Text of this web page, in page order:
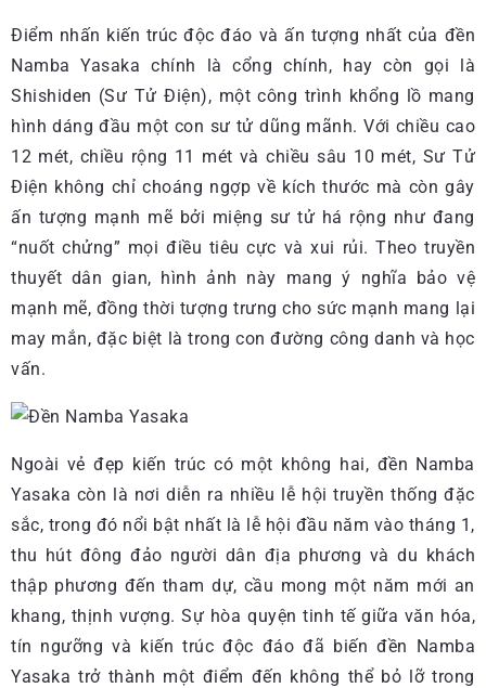
Điểm nhấn kiến trúc độc đáo và ấn tượng nhất của đền
Namba Yasaka chính là cổng chính, hay còn gọi là
Shishiden (Sư Tử Điện), một công trình khổng lồ mang
hình dáng đầu một con sư tử dũng mãnh. Với chiều cao
12 mét, chiều rộng 11 mét và chiều sâu 10 mét, Sư Tử
Điện không chỉ choáng ngợp về kích thước mà còn gây
ấn tượng mạnh mẽ bởi miệng sư tử há rộng như đang
“nuốt chửng” mọi điều tiêu cực và xui rủi. Theo truyền
thuyết dân gian, hình ảnh này mang ý nghĩa bảo vệ
mạnh mẽ, đồng thời tượng trưng cho sức mạnh mang lại
may mắn, đặc biệt là trong con đường công danh và học
vấn.
Ngoài vẻ đẹp kiến trúc có một không hai, đền Namba
Yasaka còn là nơi diễn ra nhiều lễ hội truyền thống đặc
sắc, trong đó nổi bật nhất là lễ hội đầu năm vào tháng 1,
thu hút đông đảo người dân địa phương và du khách
thập phương đến tham dự, cầu mong một năm mới an
khang, thịnh vượng. Sự hòa quyện tinh tế giữa văn hóa,
tín ngưỡng và kiến trúc độc đáo đã biến đền Namba
Yasaka trở thành một điểm đến không thể bỏ lỡ trong